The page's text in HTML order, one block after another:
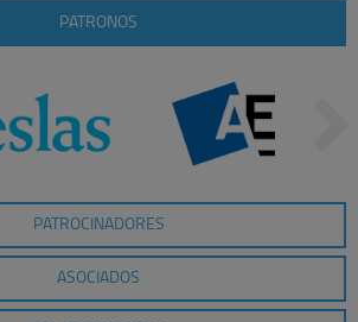
PATRONOS
PATROCINADORES
ASOCIADOS